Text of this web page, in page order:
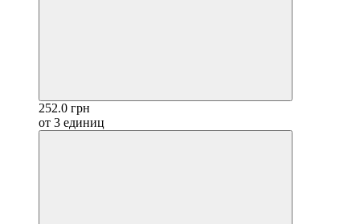
252.0 грн
от 3 единиц